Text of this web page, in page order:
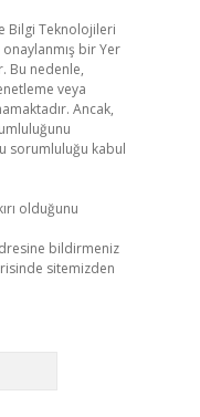
Bilgi Teknolojileri
bir Yer
Bu nedenle,
veya
Ancak,
sorumluluğu kabul
olduğunu
bildirmeniz
sitemizden